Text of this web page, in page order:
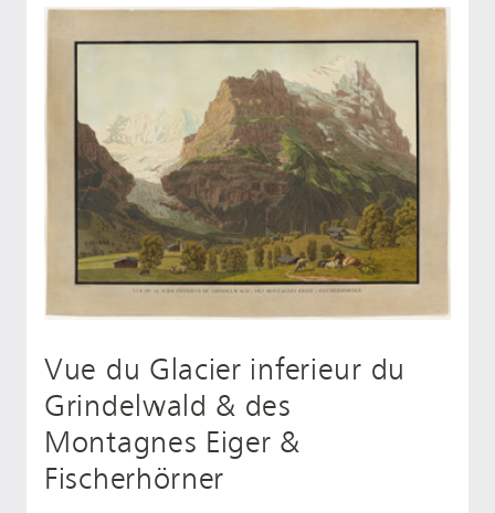
Vue du Glacier inferieur du
Grindelwald & des
Montagnes Eiger &
Fischerhörner